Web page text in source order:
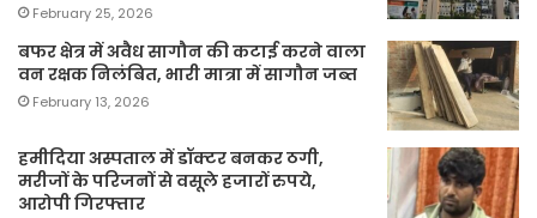
February 25, 2026
बफर क्षेत्र में अवैध सागौन की कटाई करने वाला
वन रक्षक निलंबित, भारी मात्रा में सागौन जब्त
February 13, 2026
हमीदिया अस्पताल में डॉक्टर बनकर ठगी,
मरीजों के परिजनों से वसूले हजारों रुपये,
आरोपी गिरफ्तार